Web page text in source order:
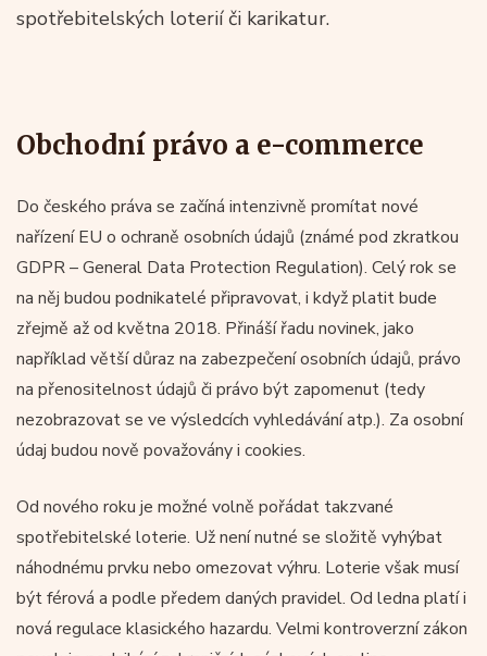
spotřebitelských loterií či karikatur.
Obchodní právo a e-commerce
Do českého práva se začíná intenzivně promítat nové
nařízení EU o ochraně osobních údajů (známé pod zkratkou
GDPR – General Data Protection Regulation). Celý rok se
na něj budou podnikatelé připravovat, i když platit bude
zřejmě až od května 2018. Přináší řadu novinek, jako
například větší důraz na zabezpečení osobních údajů, právo
na přenositelnost údajů či právo být zapomenut (tedy
nezobrazovat se ve výsledcích vyhledávání atp.). Za osobní
údaj budou nově považovány i cookies.
Od nového roku je možné volně pořádat takzvané
spotřebitelské loterie. Už není nutné se složitě vyhýbat
náhodnému prvku nebo omezovat výhru. Loterie však musí
být férová a podle předem daných pravidel. Od ledna platí i
nová regulace klasického hazardu. Velmi kontroverzní zákon